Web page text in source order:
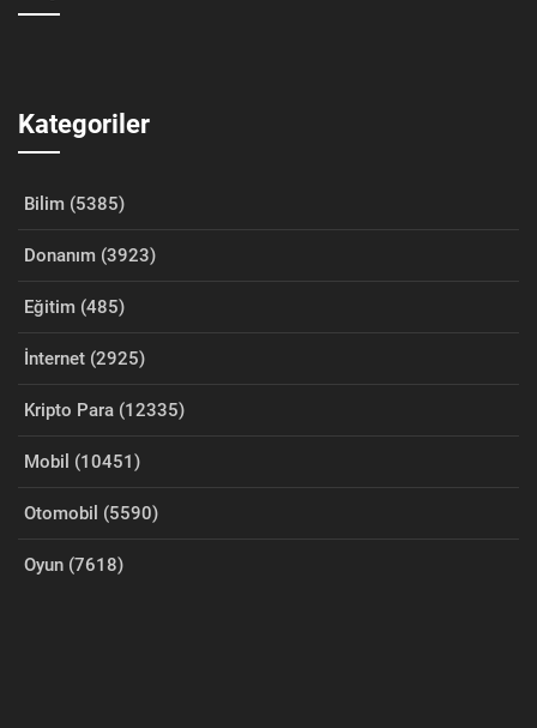
Kategoriler
Bilim (5385)
Donanım (3923)
Eğitim (485)
İnternet (2925)
Kripto Para (12335)
Mobil (10451)
Otomobil (5590)
Oyun (7618)